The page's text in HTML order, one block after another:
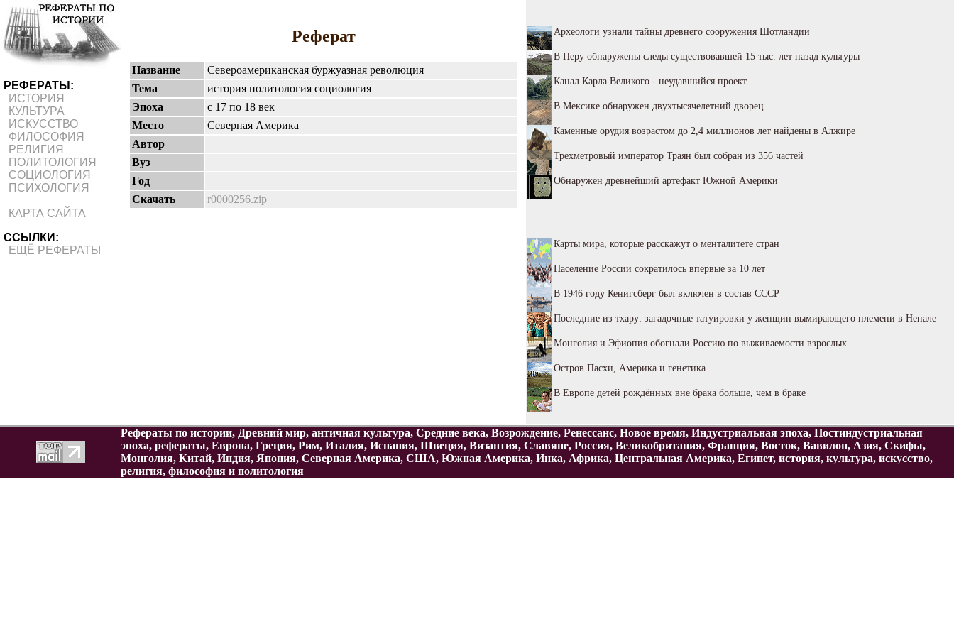
РЕФЕРАТЫ:
ИСТОРИЯ
КУЛЬТУРА
ИСКУССТВО
ФИЛОСОФИЯ
РЕЛИГИЯ
ПОЛИТОЛОГИЯ
СОЦИОЛОГИЯ
ПСИХОЛОГИЯ
КАРТА САЙТА
ССЫЛКИ:
ЕЩЁ РЕФЕРАТЫ
Реферат
Название
Североамериканская буржуазная революция
Тема
история политология социология
Эпоха
с 17 по 18 век
Место
Северная Америка
Автор
Вуз
Год
Скачать
r0000256.zip
Археологи узнали тайны древнего сооружения Шотландии
В Перу обнаружены следы существовавшей 15 тыс. лет назад культуры
Канал Карла Великого - неудавшийся проект
В Мексике обнаружен двухтысячелетний дворец
Каменные орудия возрастом до 2,4 миллионов лет найдены в Алжире
Трехметровый император Траян был собран из 356 частей
Обнаружен древнейший артефакт Южной Америки
Карты мира, которые расскажут о менталитете стран
Население России сократилось впервые за 10 лет
В 1946 году Кенигсберг был включен в состав СССР
Последние из тхару: загадочные татуировки у женщин вымирающего племени в Непале
Монголия и Эфиопия обогнали Россию по выживаемости взрослых
Остров Пасхи, Америка и генетика
В Европе детей рождённых вне брака больше, чем в браке
Рефераты по истории, Древний мир, античная культура, Средние века, Возрождение, Ренессанс, Новое время, Индустриальная эпоха, Постиндустриальная
эпоха, рефераты, Европа, Греция, Рим, Италия, Испания, Швеция, Византия, Славяне, Россия, Великобритания, Франция, Восток, Вавилон, Азия, Скифы,
Монголия, Китай, Индия, Япония, Северная Америка, США, Южная Америка, Инка, Африка, Центральная Америка, Египет, история, культура, искусство,
религия, философия и политология